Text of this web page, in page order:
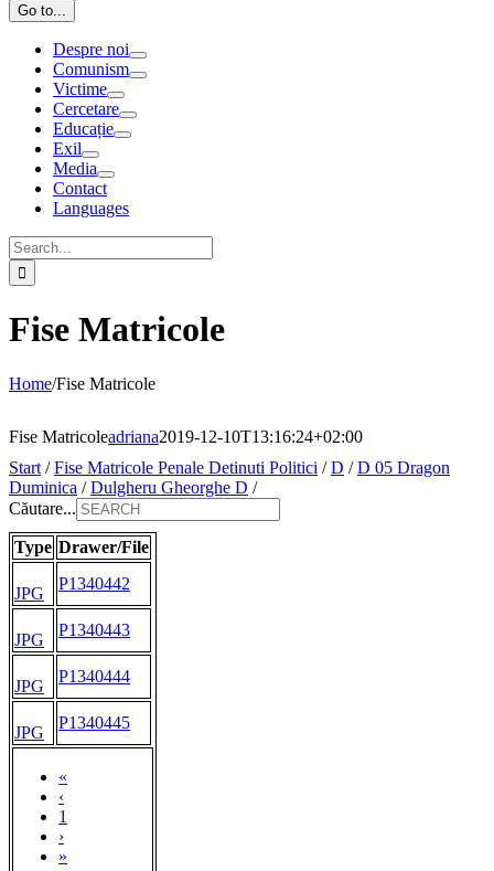
Go to...
Despre noi
Comunism
Victime
Cercetare
Educație
Exil
Media
Contact
Languages
Search
for:
Fise Matricole
Home/Fise Matricole
Fise Matricoleadriana2019-12-10T13:16:24+02:00
Start /Fise Matricole Penale Detinuti Politici /D /D 05 Dragon
Duminica /Dulgheru Gheorghe D /
Căutare...
Type Drawer/File
«
‹
1
›
»
JPG
P1340442
JPG
P1340443
JPG
P1340444
JPG
P1340445